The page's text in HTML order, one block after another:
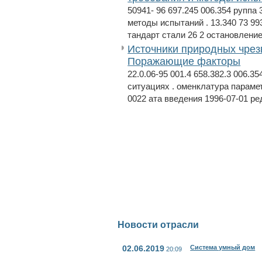
50941- 96 697.245 006.354
методы испытаний . 13.340 73
тандарт стали 26 2
Источники природных
Поражающие факторы
22.0.06-95 001.4 658.382.3
ситуациях . оменклатура
0022 ата введения 1996-07-01
Новости отрасли
02.06.2019 20:09
Система умный дом